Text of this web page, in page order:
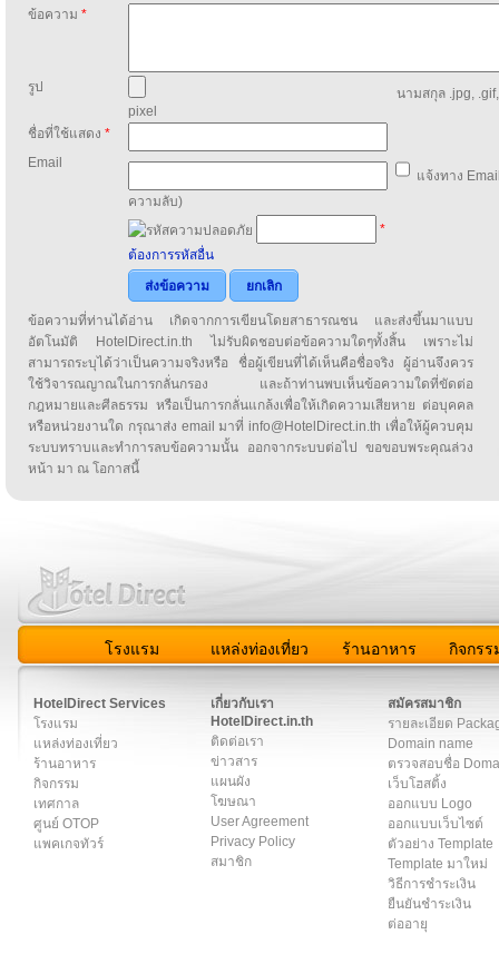
ข้อความ *
รูป
นามสกุล .jpg,
pixel
ชื่อที่ใช้แสดง *
Email
แจ้งทาง
ความลับ)
*
ต้องการรหัสอื่น
ส่งข้อความ
ยกเลิก
ข้อความที่ท่านได้อ่าน เกิดจากการเขียนโดยสาธารณชน และส่งขึ้นมาแบบ
อัตโนมัติ HotelDirect.in.th ไม่รับผิดชอบต่อข้อความใดๆทั้งสิ้น เพราะไม่
สามารถระบุได้ว่าเป็นความจริงหรือ ชื่อผู้เขียนที่ได้เห็นคือชื่อจริง ผู้อ่านจึงควร
ใช้วิจารณญาณในการกลั่นกรอง และถ้าท่านพบเห็นข้อความใดที่ขัดต่อ
กฎหมายและศีลธรรม หรือเป็นการกลั่นแกล้งเพื่อให้เกิดความเสียหาย ต่อบุคคล
หรือหน่วยงานใด กรุณาส่ง email มาที่ info@HotelDirect.in.th เพื่อให้ผู้ควบคุม
ระบบทราบและทำการลบข้อความนั้น ออกจากระบบต่อไป ขอขอบพระคุณล่วง
หน้า มา ณ โอกาสนี้
โรงแรม แหล่งท่องเที่ยว ร้านอาหาร กิจกรร
HotelDirect Services
โรงแรม
แหล่งท่องเที่ยว
ร้านอาหาร
กิจกรรม
เทศกาล
ศูนย์ OTOP
แพคเกจทัวร์
เกี่ยวกับเรา
HotelDirect.in.th
ติดต่อเรา
ข่าวสาร
แผนผัง
โฆษณา
User Agreement
Privacy Policy
สมาชิก
สมัครสมาชิก
รายละเอียด
Domain name
ตรวจสอบชื่อ
เว็บโฮสติ้ง
ออกแบบ Logo
ออกแบบเว็บไซต์
ตัวอย่าง Template
Template มาใหม่
วิธีการชำระเงิน
ยืนยันชำระเงิน
ต่ออายุ